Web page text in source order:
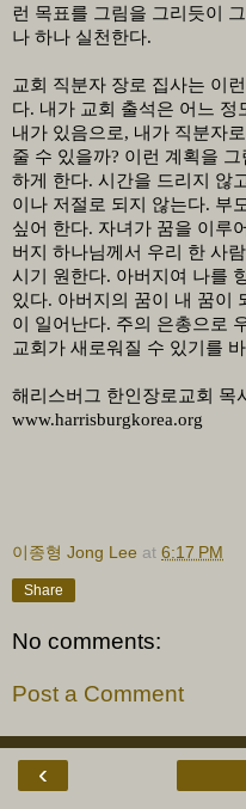
런 목표를 그림을 그리듯이
나 하나 실천한다.
교회 직분자 장로 집사는 이
다. 내가 교회 출석은 어느 정
내가 있음으로, 내가 직분자
줄 수 있을까? 이런 계획을
하게 한다. 시간을 드리지 않
이나 저절로 되지 않는다. 부
싶어 한다. 자녀가 꿈을 이루
버지 하나님께서 우리 한 사
시기 원한다. 아버지여 나를
있다. 아버지의 꿈이 내 꿈이
이 일어난다. 주의 은총으로
교회가 새로워질 수 있기를
해리스버그 한인장로교회 목
www.harrisburgkorea.org
이종형 Jong Lee at 6:17 PM
Share
No comments:
Post a Comment
‹